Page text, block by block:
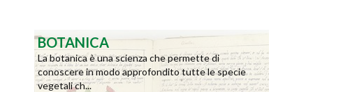
BOTANICA
La botanica è una scienza che permette di
conoscere in modo approfondito tutte le specie
vegetali ch...